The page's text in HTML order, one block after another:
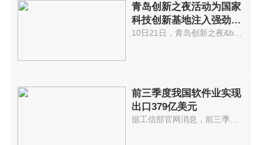
青岛创新之夜活动为国家
科技创新基地注入强劲动
能
前三季度我国软件业实现
出口379亿美元